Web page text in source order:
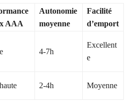
AAA
Autonomie
moyenne
Facilité
d’emport
4-7h
Excellent
e
2-4h Moyenne